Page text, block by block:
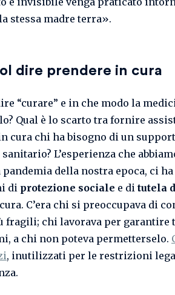
stessa madre terra».
dire prendere in cura
“curare” e in che modo la
Qual è lo scarto tra fornire
cura chi ha bisogno di un
sanitario? L’esperienza che
della nostra epoca, ci
di protezione sociale e di tutela
C’era chi si preoccupava di
fragili; chi lavorava per garantire
a chi non poteva permetterselo.
, inutilizzati per le restrizioni